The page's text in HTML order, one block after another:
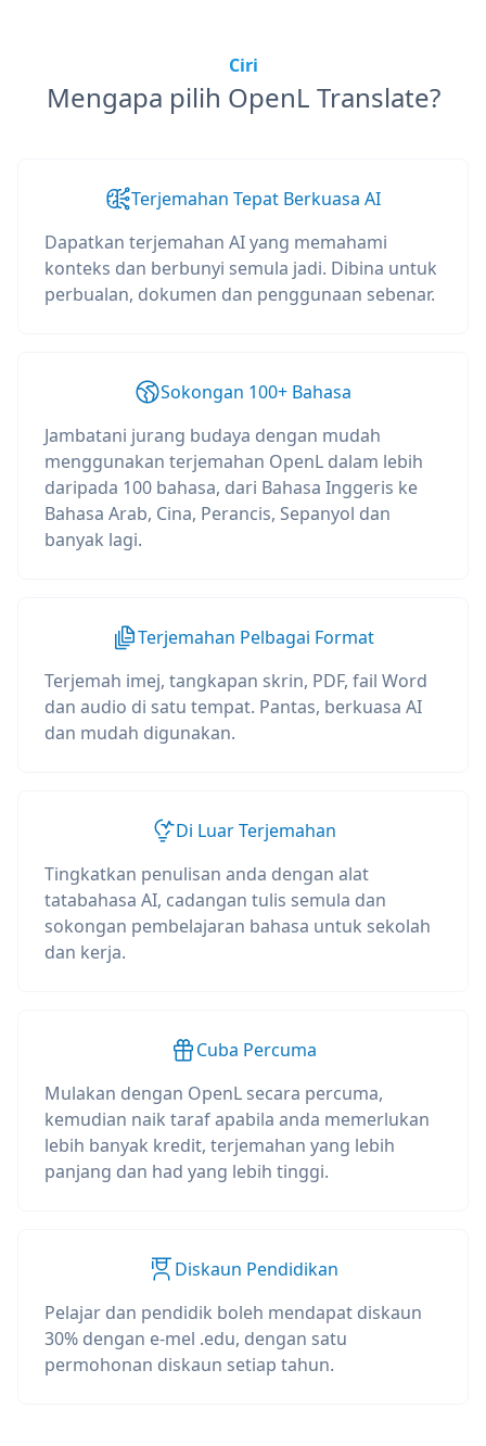
Ciri
Mengapa pilih OpenL Translate?
Terjemahan Tepat Berkuasa AI
Dapatkan terjemahan AI yang memahami
konteks dan berbunyi semula jadi. Dibina untuk
perbualan, dokumen dan penggunaan sebenar.
Sokongan 100+ Bahasa
Jambatani jurang budaya dengan mudah
menggunakan terjemahan OpenL dalam lebih
daripada 100 bahasa, dari Bahasa Inggeris ke
Bahasa Arab, Cina, Perancis, Sepanyol dan
banyak lagi.
Terjemahan Pelbagai Format
Terjemah imej, tangkapan skrin, PDF, fail Word
dan audio di satu tempat. Pantas, berkuasa AI
dan mudah digunakan.
Di Luar Terjemahan
Tingkatkan penulisan anda dengan alat
tatabahasa AI, cadangan tulis semula dan
sokongan pembelajaran bahasa untuk sekolah
dan kerja.
Cuba Percuma
Mulakan dengan OpenL secara percuma,
kemudian naik taraf apabila anda memerlukan
lebih banyak kredit, terjemahan yang lebih
panjang dan had yang lebih tinggi.
Diskaun Pendidikan
Pelajar dan pendidik boleh mendapat diskaun
30% dengan e-mel .edu, dengan satu
permohonan diskaun setiap tahun.